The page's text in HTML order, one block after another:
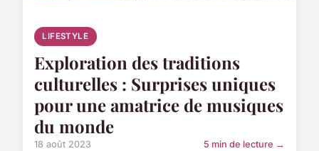
LIFESTYLE
Exploration des traditions
culturelles : Surprises uniques
pour une amatrice de musiques
du monde
18 août 2023 5 min de lecture →